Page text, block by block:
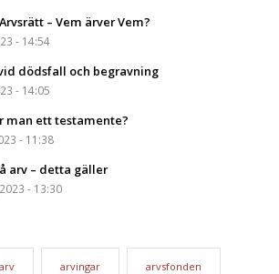
– Vem ärver Vem?
- 14:54
dödsfall och begravning
- 14:05
man ett testamente?
- 11:38
arv – detta gäller
- 13:30
arv arvingar arvsfonden